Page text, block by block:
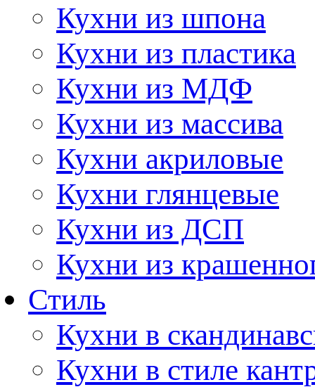
Кухни из шпона
Кухни из пластика
Кухни из МДФ
Кухни из массива
Кухни акриловые
Кухни глянцевые
Кухни из ДСП
Кухни из
Стиль
Кухни в
Кухни в стиле